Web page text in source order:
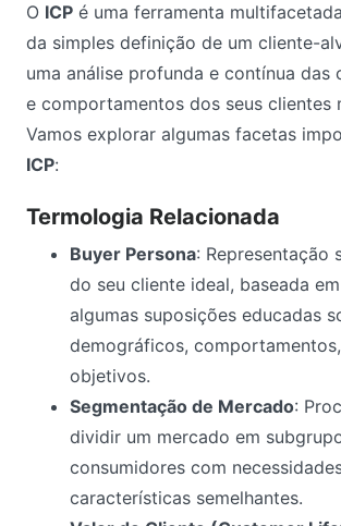
O ICP é uma ferramenta
da simples definição de um cliente-
uma análise profunda e contínua das
e comportamentos dos seus clientes
Vamos explorar algumas facetas
ICP:
Termologia Relacionada
Buyer Persona: Representação
do seu cliente ideal, baseada
algumas suposições educadas
demográficos,
objetivos.
Segmentação de Mercado:
dividir um mercado em
consumidores com
características semelhantes.